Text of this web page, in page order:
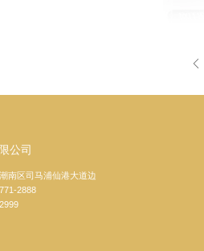
ꄴ
公司
南区司马浦仙港大道边
2888